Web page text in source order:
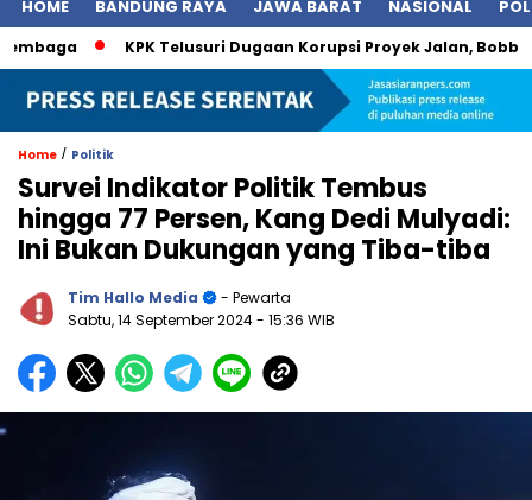
HOME BANDUNG RAYA JAWA BARAT NASIONAL
KPK Telusuri Dugaan Korupsi Proyek Jalan, Bobby
Home / Politik
Survei Indikator Politik Tembus
hingga 77 Persen, Kang Dedi Mulyadi:
Ini Bukan Dukungan yang Tiba-tiba
Tim Hallo Media
- Pewarta
Sabtu, 14 September 2024- 15:36 WIB